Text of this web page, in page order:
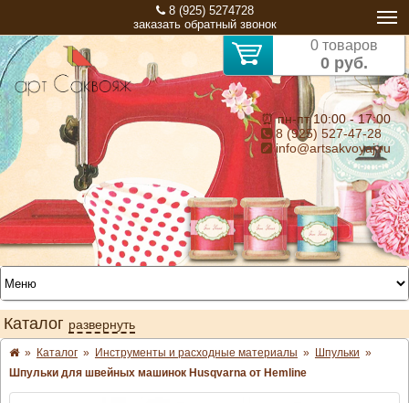
8 (925) 5274728
заказать обратный звонок
0 товаров
0 руб.
⏰ пн-пт 10:00 - 17:00
8 (925) 527-47-28
info@artsakvoyaj.ru
Каталог развернуть
» Каталог » Инструменты и расходные материалы » Шпульки »
Шпульки для швейных машинок Husqvarna от Hemline